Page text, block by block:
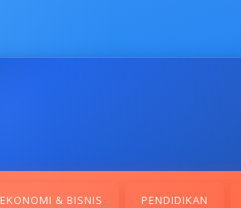
EKONOMI & BISNIS PENDIDIKAN